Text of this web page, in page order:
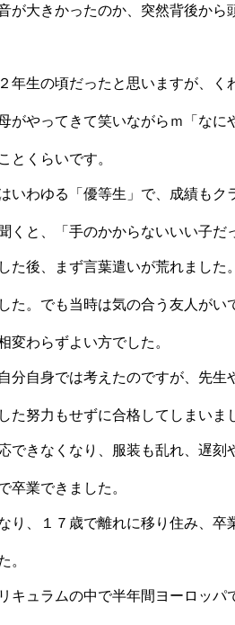
が大きかったのか、突然背後から
年生の頃だったと思いますが、く
がやってきて笑いながらｍ「な
とくらいです。
いわゆる「優等生」で、成績もク
くと、「手のかからないいい子だ
た後、まず言葉遣いが荒れました
た。でも当時は気の合う友人がい
変わらずよい方でした。
分自身では考えたのですが、先生
た努力もせずに合格してしまいま
できなくなり、服装も乱れ、遅刻
卒業できました。
り、１７歳で離れに移り住み、卒
。
キュラムの中で半年間ヨーロッパ